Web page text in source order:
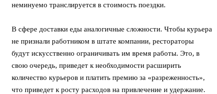
неминуемо транслируется в стоимость поездки.
В сфере доставки еды аналогичные сложности. Чтобы курьера
не признали работником в штате компании, рестораторы
будут искусственно ограничивать им время работы. Это, в
свою очередь, приведет к необходимости расширить
количество курьеров и платить премию за «разреженность»,
что приведет к росту расходов на привлечение и удержание.